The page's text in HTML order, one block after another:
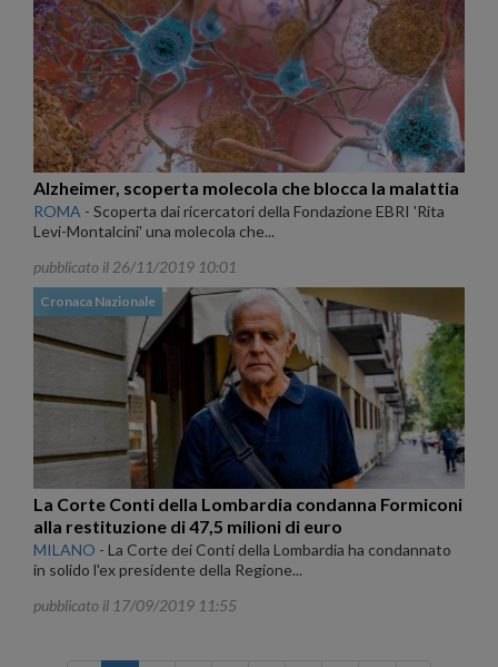
Alzheimer, scoperta molecola che blocca la malattia
ROMA - Scoperta dai ricercatori della Fondazione EBRI 'Rita
Levi-Montalcini' una molecola che...
pubblicato il 26/11/2019 10:01
Cronaca Nazionale
La Corte Conti della Lombardia condanna Formiconi
alla restituzione di 47,5 milioni di euro
MILANO - La Corte dei Conti della Lombardia ha condannato
in solido l'ex presidente della Regione...
pubblicato il 17/09/2019 11:55